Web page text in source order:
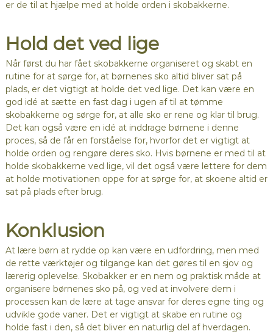
er de til at hjælpe med at holde orden i skobakkerne.
Hold det ved lige
Når først du har fået skobakkerne organiseret og skabt en
rutine for at sørge for, at børnenes sko altid bliver sat på
plads, er det vigtigt at holde det ved lige. Det kan være en
god idé at sætte en fast dag i ugen af til at tømme
skobakkerne og sørge for, at alle sko er rene og klar til brug.
Det kan også være en idé at inddrage børnene i denne
proces, så de får en forståelse for, hvorfor det er vigtigt at
holde orden og rengøre deres sko. Hvis børnene er med til at
holde skobakkerne ved lige, vil det også være lettere for dem
at holde motivationen oppe for at sørge for, at skoene altid er
sat på plads efter brug.
Konklusion
At lære børn at rydde op kan være en udfordring, men med
de rette værktøjer og tilgange kan det gøres til en sjov og
lærerig oplevelse. Skobakker er en nem og praktisk måde at
organisere børnenes sko på, og ved at involvere dem i
processen kan de lære at tage ansvar for deres egne ting og
udvikle gode vaner. Det er vigtigt at skabe en rutine og
holde fast i den, så det bliver en naturlig del af hverdagen.